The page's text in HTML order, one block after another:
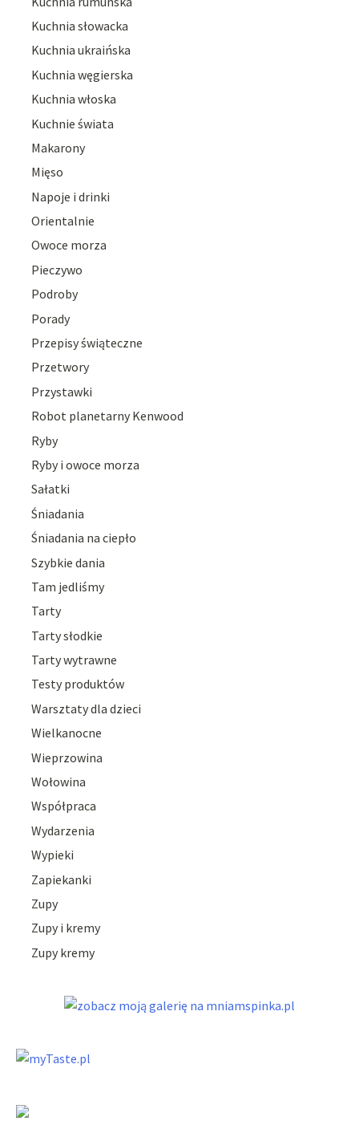
Kuchnia słowacka
Kuchnia ukraińska
Kuchnia węgierska
Kuchnia włoska
Kuchnie świata
Makarony
Mięso
Napoje i drinki
Orientalnie
Owoce morza
Pieczywo
Podroby
Porady
Przepisy świąteczne
Przetwory
Przystawki
Robot planetarny Kenwood
Ryby
Ryby i owoce morza
Sałatki
Śniadania
Śniadania na ciepło
Szybkie dania
Tam jedliśmy
Tarty
Tarty słodkie
Tarty wytrawne
Testy produktów
Warsztaty dla dzieci
Wielkanocne
Wieprzowina
Wołowina
Współpraca
Wydarzenia
Wypieki
Zapiekanki
Zupy
Zupy i kremy
Zupy kremy